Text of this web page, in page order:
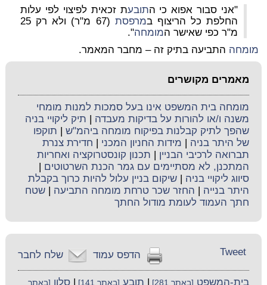
"אני סבור אפוא כי התובעת זכאית לפיצוי לפי עלות
החלפת כל הריצוף במרפסת
(67 מ"ר) ולא רק 25
מ"ר כפי שאישר המומחה".
מומחה התביעה בתיק זה – מחבר המאמר.
מאמרים מקושרים
מומחה בית המשפט אינו בעל סמכות למנות מומחי
משנה ו/או להורות על בדיקות מעבדה
תיק ליקויי בניה
שהפך לתיק קבלנות בפיקוח מומחה ביהמ"ש
תוקפו
של היתר בניה
מידות החניון המכני
חדירת צנרת
תברואה לרכיבי הבניין
תכנון קונסטרוקציה ואחריות
המתכנן, לא מסתיימים עם גמר הכנת השרטוטים
סיווג ליקויי בניה |שיקום בניין עלול להיות כרוך בקבלת
היתר בנייה
החזר שכר טרחת מומחה התביעה |שטח
חתך העמוד לעומת מודול החתך
שלח לחבר הדפס עמוד Tweet
בית-המשפט [באתר 281] תובע [באתר 141] |סלון [באתר